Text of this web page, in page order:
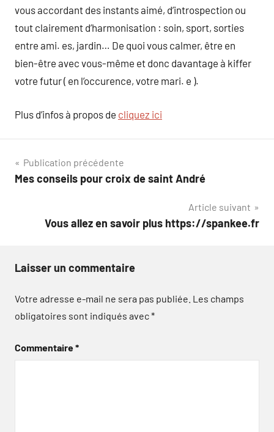
vous accordant des instants aimé, d’introspection ou
tout clairement d’harmonisation : soin, sport, sorties
entre ami. es, jardin… De quoi vous calmer, être en
bien-être avec vous-même et donc davantage à kiffer
votre futur ( en l’occurence, votre mari. e ).
Plus d’infos à propos de cliquez ici
Navigation
de
Publication précédente
Mes conseils pour croix de saint André
Article suivant
Vous allez en savoir plus https://spankee.fr
Laisser un commentaire
Votre adresse e-mail ne sera pas publiée. Les champs
obligatoires sont indiqués avec*
Commentaire*